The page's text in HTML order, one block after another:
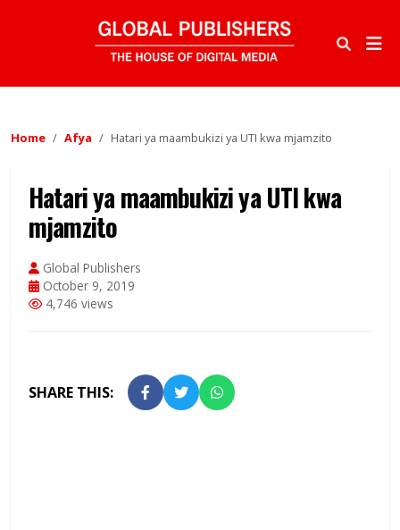
Home Afya Hatari ya maambukizi ya UTI kwa mjamzito
Hatari ya maambukizi ya UTI kwa
mjamzito
Global Publishers
October 9, 2019
4,746 views
SHARE THIS: